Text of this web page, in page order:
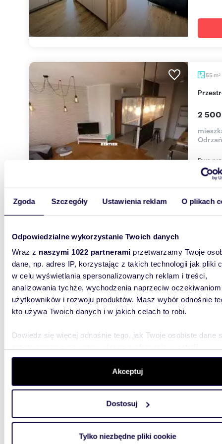
Zgoda Szczegóły Ustawienia reklam O plikach
Odpowiedzialne wykorzystanie Twoich danych
Wraz z naszymi 1022 partnerami przetwarzamy Twoje
dane, np. adres IP, korzystając z takich technologii jak pliki
w celu wyświetlania spersonalizowanych reklam i treści,
analizowania tychże, wychodzenia naprzeciw oczekiwaniom
użytkowników i rozwoju produktów. Masz wybór odnośnie
kto używa Twoich danych i w jakich celach to robi.
Dowiedz się więcej odnośnie tego, jak Twoje osobiste dane
szczegółów. W Deklaracji plików cookie możesz zmienić
wycofać swoją zgodę w dowolnej chwili.
aby oferować funkcje społecznościowe i analizować ruch w
witrynie. Informacje o tym, jak korzystasz z naszej witryny,
analitycznym. Partnerzy mogą połączyć te informacje z
Akceptuj
Dostosuj
Tylko niezbędne pliki cookie
55 m2
2
Dwa
38,95
3
Piękne
Odrą,